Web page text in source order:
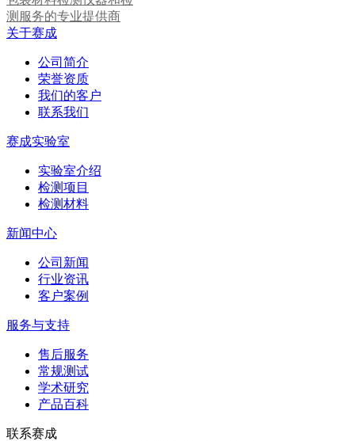
测服务的专业提供商
关于赛成
公司简介
荣誉资质
我们的客户
联系我们
赛成实验室
实验室介绍
检测项目
检测材料
新闻中心
公司新闻
行业资讯
客户案例
服务与支持
售后服务
常规测试
学术研究
产品百科
联系赛成